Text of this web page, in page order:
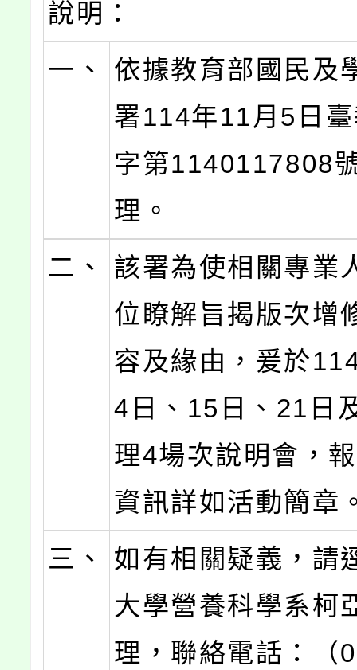
說明：
一、
依據教育部國民及
署114年11月5日
字第1140117808
理。
二、
該署為使相關專業
位瞭解旨揭版次增
容及緣由，爰於
4日、15日、21日
理4場次說明會，
資訊詳如活動簡章
三、
如有相關疑義，請
大學營養科學系柯
理，聯絡電話：（